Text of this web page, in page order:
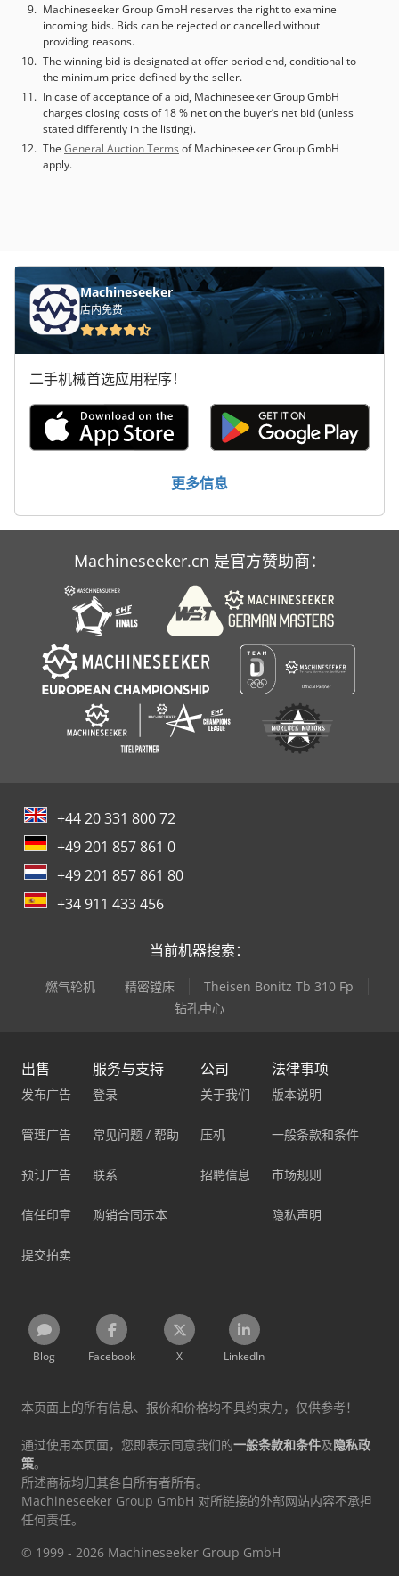
Machineseeker Group GmbH reserves the right to examine
incoming bids. Bids can be rejected or cancelled without
providing reasons.
The winning bid is designated at offer period end, conditional to
the minimum price defined by the seller.
In case of acceptance of a bid, Machineseeker Group GmbH
charges closing costs of 18 % net on the buyer’s net bid (unless
stated differently in the listing).
The General Auction Terms of Machineseeker Group GmbH
apply.
Machineseeker
店内免费
二手机械首选应用程序！
更多信息
Machineseeker.cn 是官方赞助商：
+44 20 331 800 72
+49 201 857 861 0
+49 201 857 861 80
+34 911 433 456
当前机器搜索：
燃气轮机 精密镗床
Theisen Bonitz Tb 310 Fp
钻孔中心
出售
发布广告
管理广告
预订广告
信任印章
提交拍卖
服务与支持
登录
常见问题 / 帮助
联系
购销合同示本
公司
关于我们
压机
招聘信息
法律事项
版本说明
一般条款和条件
市场规则
隐私声明
Blog Facebook X LinkedIn
本页面上的所有信息、报价和价格均不具约束力，仅供参考！
通过使用本页面，您即表示同意我们的一般条款和条件及隐私政
策。
所述商标均归其各自所有者所有。
Machineseeker Group GmbH 对所链接的外部网站内容不承担
任何责任。
© 1999 - 2026 Machineseeker Group GmbH